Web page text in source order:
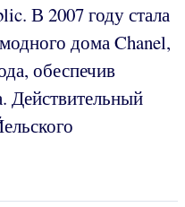
В 2007 году стала
дома Chanel,
обеспечив
Действительный